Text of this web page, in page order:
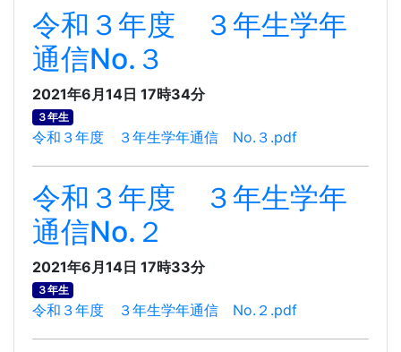
令和３年度 ３年生学年
通信No.３
2021年6月14日 17時34分
３年生
令和３年度 ３年生学年通信 No.３.pdf
令和３年度 ３年生学年
通信No.２
2021年6月14日 17時33分
３年生
令和３年度 ３年生学年通信 No.２.pdf